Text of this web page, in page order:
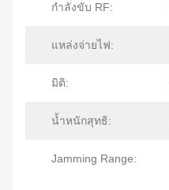
กำลังขับ RF:
แหล่งจ่ายไฟ:
มิติ:
น้ำหนักสุทธิ:
Jamming Range: